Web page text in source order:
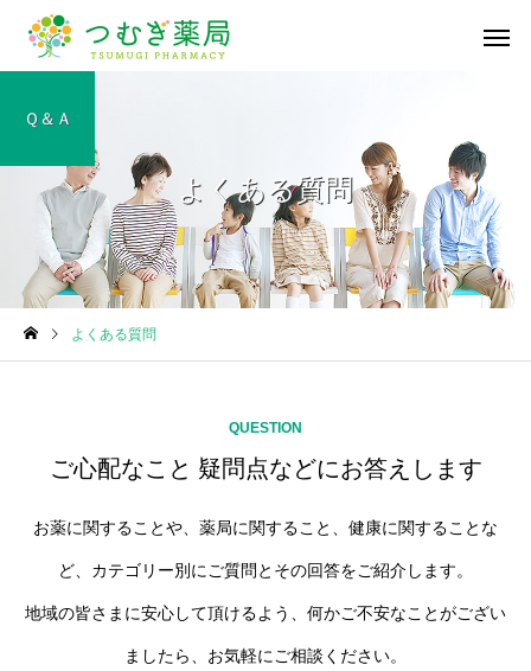
かかりつけ薬局・薬剤
師
在宅医療への
漢方薬のこと
深掘り漢方！「桂枝湯」
漢方薬のこと
桜の季節ですね🌸
よくある質問
Ｑ＆Ａ
よくある質問
QUESTION
ご心配なこと 疑問点などにお答えします
お薬に関することや、薬局に関すること、健康に関することな
ど、カテゴリー別にご質問とその回答をご紹介します。
地域の皆さまに安心して頂けるよう、何かご不安なことがござい
ましたら、お気軽にご相談ください。